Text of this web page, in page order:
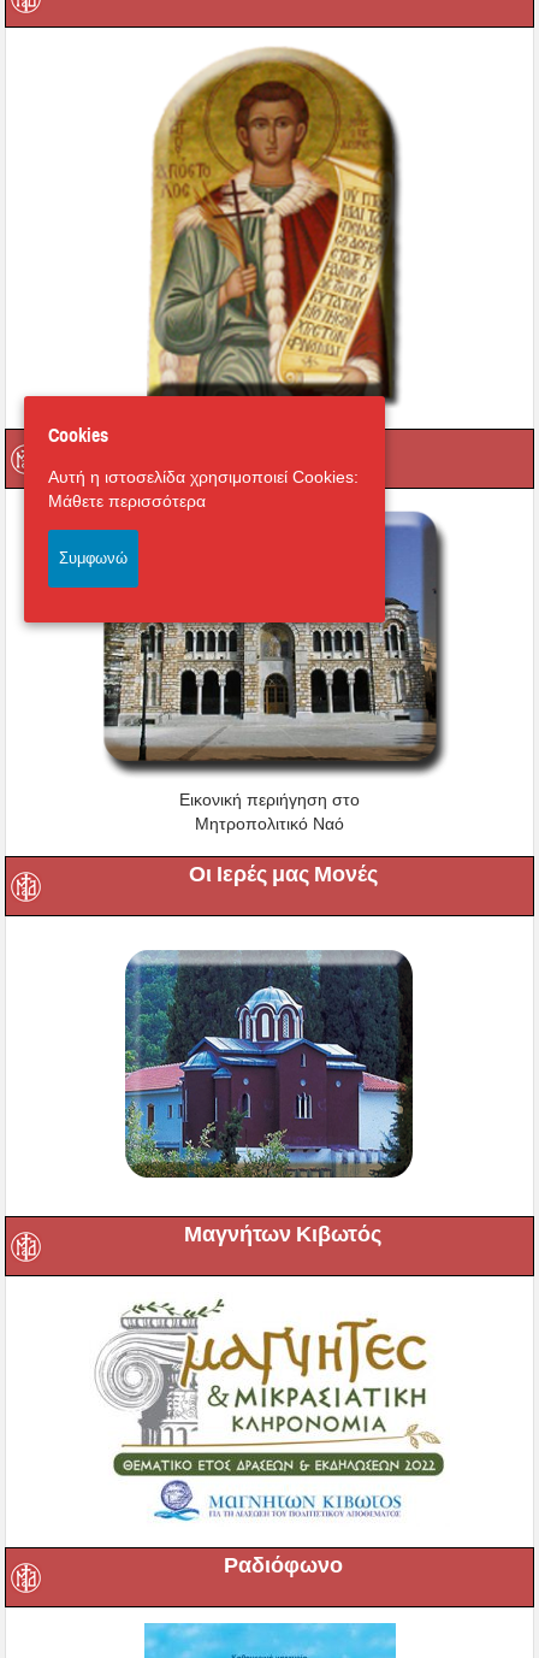
Εικονική περιήγηση στο
Μητροπολιτικό Ναό
Οι Ιερές μας Μονές
Μαγνήτων Κιβωτός
Ραδιόφωνο
Cookies
Αυτή η ιστοσελίδα χρησιμοποιεί Cookies:
Μάθετε περισσότερα
Συμφωνώ